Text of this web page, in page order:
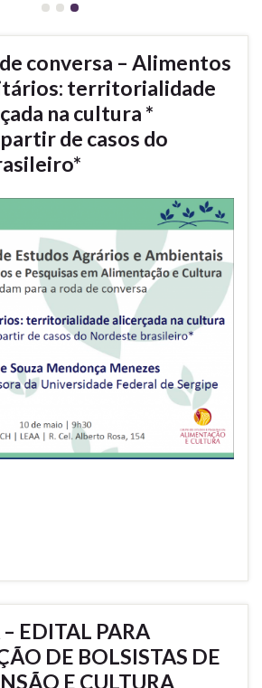
conversa – Alimentos
territorialidade
na cultura *
de casos do
EDITAL PARA
DE BOLSISTAS DE
E CULTURA